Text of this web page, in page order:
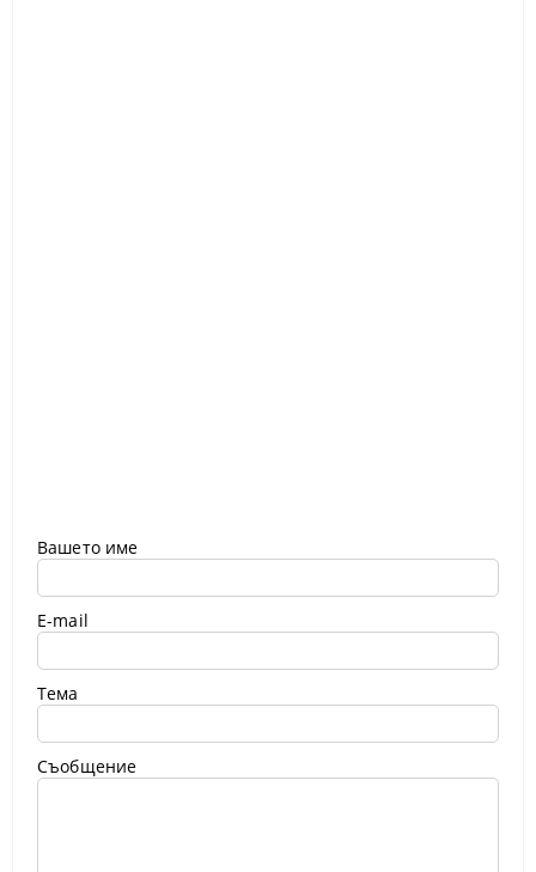
Вашето име
E-mail
Тема
Съобщение